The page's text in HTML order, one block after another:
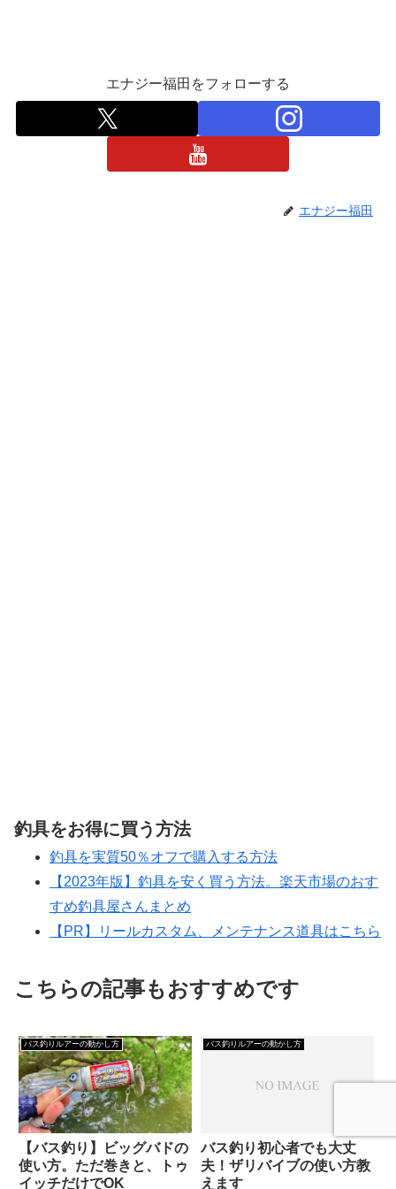
エナジー福田をフォローする
エナジー福田
釣具をお得に買う方法
釣具を実質50％オフで購入する方法
【2023年版】釣具を安く買う方法。楽天市場のおす
すめ釣具屋さんまとめ
【PR】リールカスタム、メンテナンス道具はこちら
こちらの記事もおすすめです
バス釣りルアーの動かし方
【バス釣り】ビッグバドの
使い方。ただ巻きと、トゥ
イッチだけでOK
バス釣りルアーの動かし方
バス釣り初心者でも大丈
夫！ザリバイブの使い方教
えます